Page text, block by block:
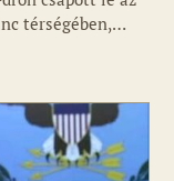
térségében,…